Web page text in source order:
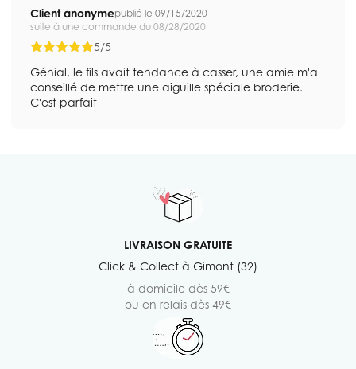
Client anonymepublié le 09/15/2020
suite à une commande du 08/28/2020
5/5
Génial, le fils avait tendance à casser, une amie m'a
conseillé de mettre une aiguille spéciale broderie.
C'est parfait
LIVRAISON GRATUITE
Click & Collect à Gimont (32)
à domicile dès 59€
ou en relais dès 49€